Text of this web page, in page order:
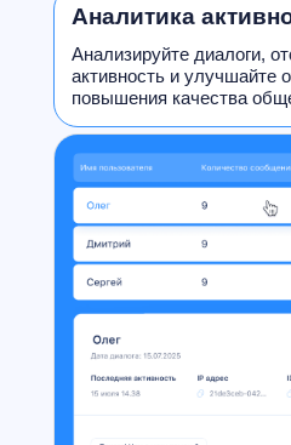
Анализируйте диалоги,
активность и улучшайте
повышения качества
Аналитика